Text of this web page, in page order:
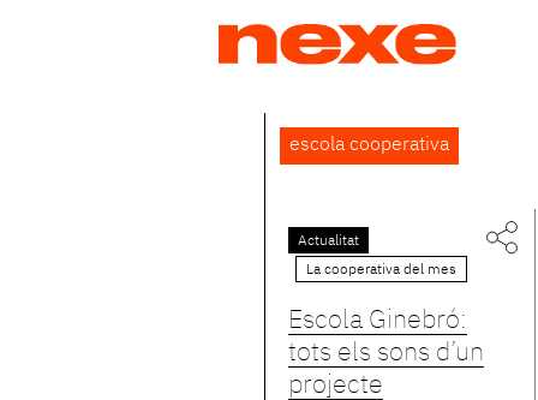
Back
to
escola cooperativa
Actualitat
La cooperativa del mes
Escola Ginebró:
tots els sons d’un
projecte